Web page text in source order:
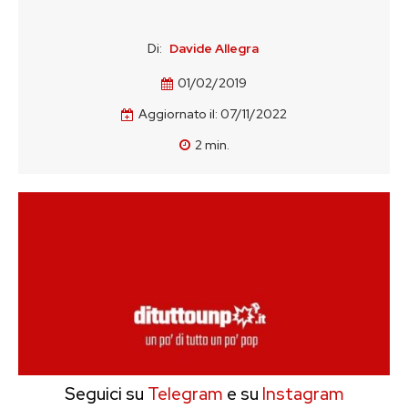
Di: Davide Allegra
01/02/2019
Aggiornato il: 07/11/2022
2min.
Seguici su Telegram e su Instagram